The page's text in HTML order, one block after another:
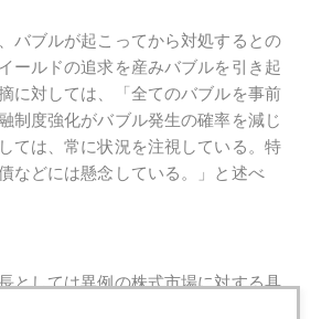
バブルが起こってから対処するとの
ールドの追求を産みバブルを引き起
に対しては、「全てのバブルを事前
制度強化がバブル発生の確率を減じ
ては、常に状況を注視している。特
などには懸念している。」と述べ
としては異例の株式市場に対する具